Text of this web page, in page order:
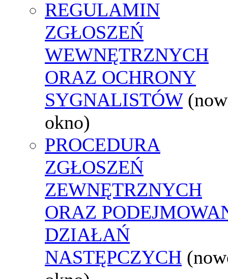
REGULAMIN
ZGŁOSZEŃ
WEWNĘTRZNYCH
ORAZ OCHRONY
SYGNALISTÓW
okno)
PROCEDURA
ZGŁOSZEŃ
ZEWNĘTRZNYCH
ORAZ
DZIAŁAŃ
NASTĘPCZYCH